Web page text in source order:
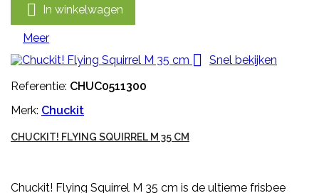
 In winkelwagen
Meer

Snel bekijken
Referentie: CHUC0511300
Merk: Chuckit
CHUCKIT! FLYING SQUIRREL M 35 CM
Chuckit! Flying Squirrel M 35 cm is de ultieme frisbee